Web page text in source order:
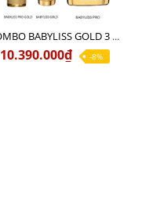
COMBO BABYLISS GOLD 3 cao cấp chính hãng
10.390.000₫ -8%